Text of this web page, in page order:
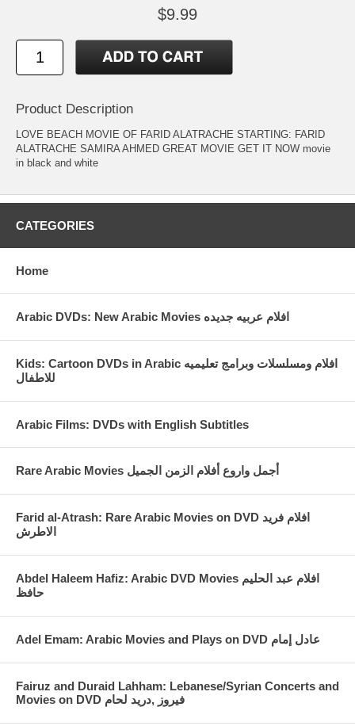
$9.99
Product Description
LOVE BEACH MOVIE OF FARID ALATRACHE STARTING: FARID
ALATRACHE SAMIRA AHMED GREAT MOVIE GET IT NOW movie
in black and white
CATEGORIES
Home
Arabic DVDs: New Arabic Movies افلام عربيه جديده
Kids: Cartoon DVDs in Arabic افلام ومسلسلات وبرامج تعليميه
للاطفال
Arabic Films: DVDs with English Subtitles
Rare Arabic Movies أجمل واروع أفلام الزمن الجميل
Farid al-Atrash: Rare Arabic Movies on DVD افلام فريد
الاطرش
Abdel Haleem Hafiz: Arabic DVD Movies افلام عبد الحليم
حافظ
Fairuz and Duraid Lahham: Lebanese/Syrian Concerts and
Movies on DVD فيروز ,دريد لحام